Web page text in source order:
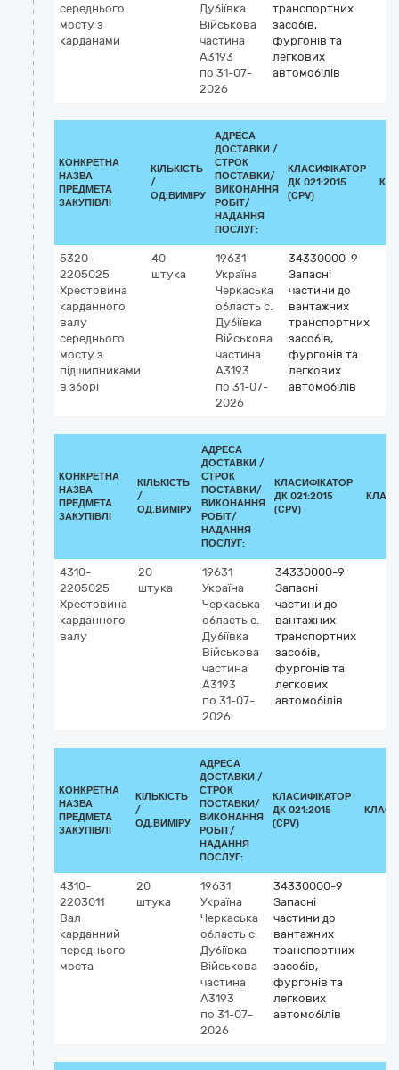
середнього
мосту з
карданами
Дубіївка
Військова
частина
А3193
по 31-07-
2026
транспортних
засобів,
фургонів та
легкових
автомобілів
КОНКРЕТНА
НАЗВА
ПРЕДМЕТА
ЗАКУПІВЛІ
КІЛЬКІСТЬ
/
ОД.ВИМІРУ
АДРЕСА
ДОСТАВКИ /
СТРОК
ПОСТАВКИ/
ВИКОНАННЯ
РОБІТ/
НАДАННЯ
ПОСЛУГ:
КЛАСИФІКАТОР
ДК 021:2015
(CPV)
5320-
2205025
Хрестовина
карданного
валу
середнього
мосту з
підшипниками
в зборі
40
штука
19631
Україна
Черкаська
область с.
Дубіївка
Військова
частина
А3193
по 31-07-
2026
34330000-9
Запасні
частини до
вантажних
транспортних
засобів,
фургонів та
легкових
автомобілів
КОНКРЕТНА
НАЗВА
ПРЕДМЕТА
ЗАКУПІВЛІ
КІЛЬКІСТЬ
/
ОД.ВИМІРУ
АДРЕСА
ДОСТАВКИ /
СТРОК
ПОСТАВКИ/
ВИКОНАННЯ
РОБІТ/
НАДАННЯ
ПОСЛУГ:
КЛАСИФІКАТОР
ДК 021:2015
(CPV)
4310-
2205025
Хрестовина
карданного
валу
20
штука
19631
Україна
Черкаська
область с.
Дубіївка
Військова
частина
А3193
по 31-07-
2026
34330000-9
Запасні
частини до
вантажних
транспортних
засобів,
фургонів та
легкових
автомобілів
КОНКРЕТНА
НАЗВА
ПРЕДМЕТА
ЗАКУПІВЛІ
КІЛЬКІСТЬ
/
ОД.ВИМІРУ
АДРЕСА
ДОСТАВКИ /
СТРОК
ПОСТАВКИ/
ВИКОНАННЯ
РОБІТ/
НАДАННЯ
ПОСЛУГ:
КЛАСИФІКАТОР
ДК 021:2015
(CPV)
4310-
2203011
Вал
карданний
переднього
моста
20
штука
19631
Україна
Черкаська
область с.
Дубіївка
Військова
частина
А3193
по 31-07-
2026
34330000-9
Запасні
частини до
вантажних
транспортних
засобів,
фургонів та
легкових
автомобілів